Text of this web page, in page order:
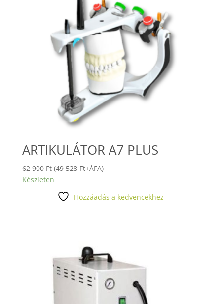
ARTIKULÁTOR A7 PLUS
62 900 Ft (49 528 Ft+ÁFA)
Készleten
Hozzáadás a kedvencekhez